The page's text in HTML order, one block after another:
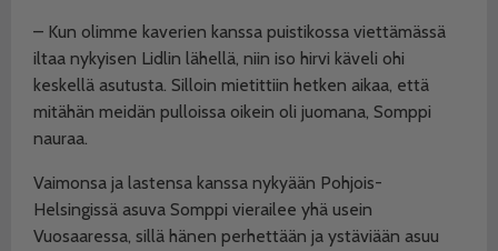
– Kun olimme kaverien kanssa puistikossa viettämässä
iltaa nykyisen Lidlin lähellä, niin iso hirvi käveli ohi
keskellä asutusta. Silloin mietittiin hetken aikaa, että
mitähän meidän pulloissa oikein oli juomana, Somppi
nauraa.
Vaimonsa ja lastensa kanssa nykyään Pohjois-
Helsingissä asuva Somppi vierailee yhä usein
Vuosaaressa, sillä hänen perhettään ja ystäviään asuu